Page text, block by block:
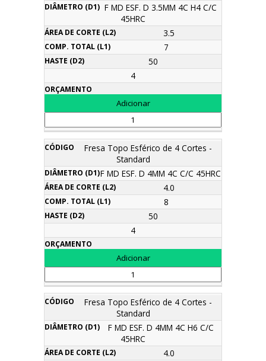
F MD ESF. D 3.5MM 4C H4 C/C
45HRC
3.5
7
50
4
Fresa Topo Esférico de 4 Cortes -
Standard
F MD ESF. D 4MM 4C C/C 45HRC
4.0
8
50
4
Fresa Topo Esférico de 4 Cortes -
Standard
F MD ESF. D 4MM 4C H6 C/C
45HRC
4.0